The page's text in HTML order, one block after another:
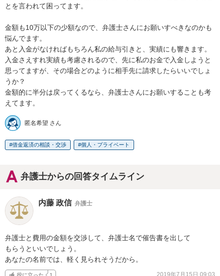
とを言われて困ってます。
金額も10万以下の少額なので、弁護士さんにお願いすべきなのかも
悩んでます。
あと入金がなければもちろん私の給与引きと、実績にも響きます。
入金さえすれ実績も考慮されるので、先に私のお金で入金しようと
思ってますが、その場合どのように相手先に請求したらいいでしょ
うか？
金額的に半分は戻ってくるなら、弁護士さんにお願いすることも考
えてます。
匿名希望 さん
借金返済の相談・交渉 個人・プライベート
弁護士からの回答タイムライン
内藤 政信 弁護士
弁護士と費用の金額を交渉して、弁護士名で催告書を出して
もらうといいでしょう。
あなたの名前では、軽く見られそうだから。
役に立った 1 2019年7月15日 09:03